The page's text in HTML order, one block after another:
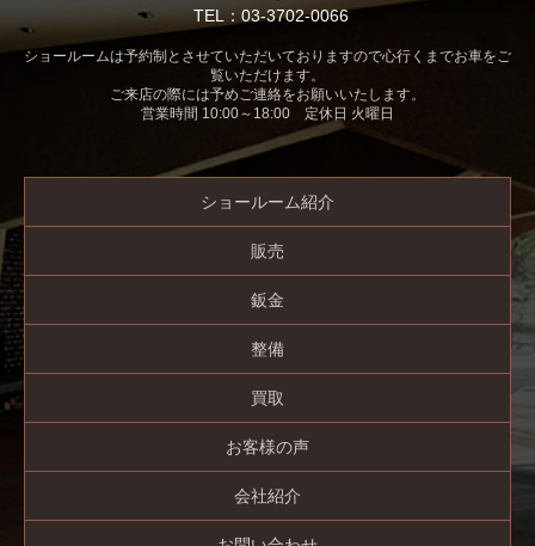
TEL：03-3702-0066
ショールームは予約制とさせていただいておりますので心行くまでお車をご
覧いただけます。
ご来店の際には予めご連絡をお願いいたします。
営業時間 10:00～18:00 定休日 火曜日
ショールーム紹介
販売
鈑金
整備
買取
お客様の声
会社紹介